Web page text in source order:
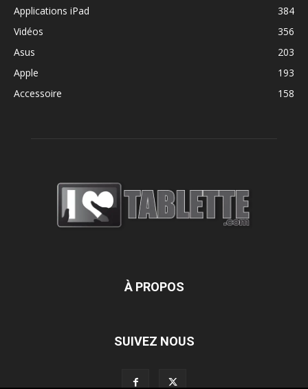
Applications iPad
384
Vidéos
356
Asus
203
Apple
193
Accessoire
158
À PROPOS
SUIVEZ NOUS